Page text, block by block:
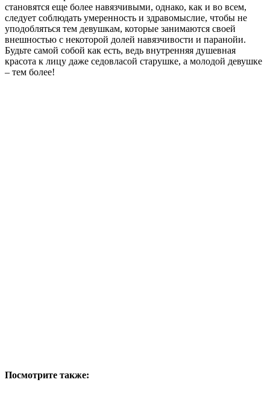
становятся еще более навязчивыми, однако, как и во всем,
следует соблюдать умеренность и здравомыслие, чтобы не
уподобляться тем девушкам, которые занимаются своей
внешностью с некоторой долей навязчивости и паранойи.
Будьте самой собой как есть, ведь внутренняя душевная
красота к лицу даже седовласой старушке, а молодой девушке
– тем более!
Посмотрите также: